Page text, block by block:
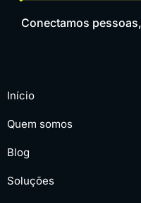
Conectamos
Início
Quem somos
Blog
Soluções